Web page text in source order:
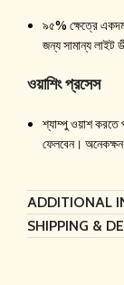
৯৫% ক্ষেত্রে
জন্য সামান্য লাইট
ওয়াশিং প্রসেস
শ্যাম্পু ওয়াশ করতে
ফেলবেন। অনেকক্ষন
ADDITIONAL
SHIPPING &